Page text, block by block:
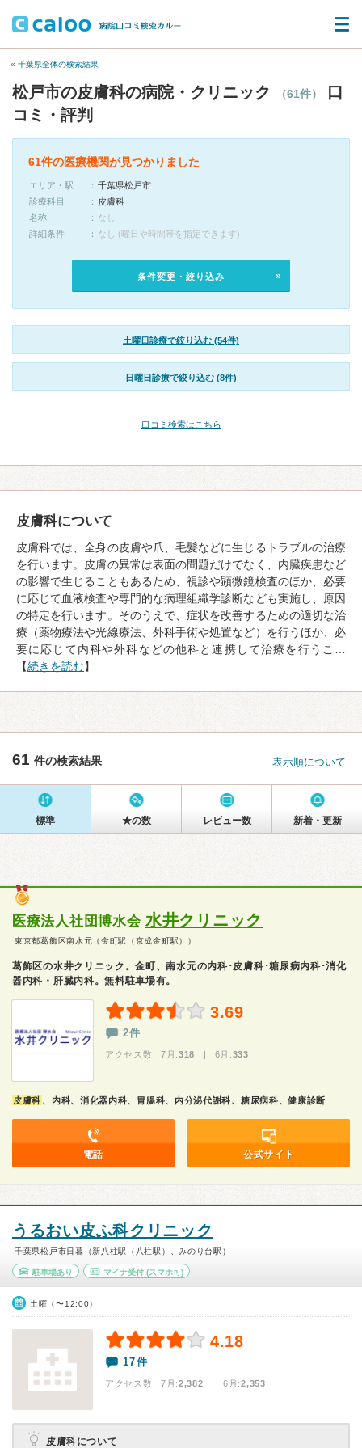
« 千葉県全体の検索結果
松戸市の皮膚科の病院・クリニック （61件）
口
コミ・評判
61件の医療機関が見つかりました
エリア・駅
千葉県松戸市
診療科目
皮膚科
名称
なし
詳細条件
なし (曜日や時間帯を指定できます)
条件変更・絞り込み
土曜日診療で絞り込む (54件)
日曜日診療で絞り込む (8件)
口コミ検索はこちら
皮膚科について
皮膚科では、全身の皮膚や爪、毛髪などに生じるトラブルの治療
を行います。皮膚の異常は表面の問題だけでなく、内臓疾患など
の影響で生じることもあるため、視診や顕微鏡検査のほか、必要
に応じて血液検査や専門的な病理組織学診断なども実施し、原因
の特定を行います。そのうえで、症状を改善するための適切な治
療（薬物療法や光線療法、外科手術や処置など）を行うほか、必
要に応じて内科や外科などの他科と連携して治療を行うこ…
【続きを読む】
61 件の検索結果 表示順について
標準 ★の数 レビュー数 新着・更新
医療法人社団博水会 水井クリニック
東京都葛飾区南水元（金町駅（京成金町駅））
葛飾区の水井クリニック。金町、南水元の内科･皮膚科･糖尿病内科･消化
器内科・肝臓内科。無料駐車場有。
3.69
2件
アクセス数 7月:318 | 6月:333
皮膚科 、内科、消化器内科、胃腸科、内分泌代謝科、糖尿病科、健康診断
電話 公式サイト
うるおい皮ふ科クリニック
千葉県松戸市日暮（新八柱駅（八柱駅）、みのり台駅）
駐車場あり マイナ受付(スマホ可)
土曜（〜12:00）
4.18
17件
アクセス数 7月:2,382 | 6月:2,353
皮膚科について